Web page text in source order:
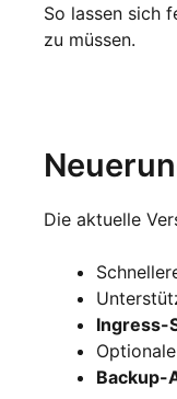
So lassen sich
zu müssen.
Die aktuelle
Ingress-
Backup-